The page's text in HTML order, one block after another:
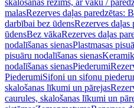
skalošanas režīms, ar vāku /
malasRezerves daļas paredzētas:
darbībai bez ūdensRezerves daļas
ūdensBez vākaRezerves daļas
nodalīšanas sienasPlastmasas
pisuāru nodalīšanas sienas
nodalīšanas sienasPiederumi
PiederumiSifoni un sifonu
skalošanas līkumi un pārejas
caurules, skalošanas līkumi un